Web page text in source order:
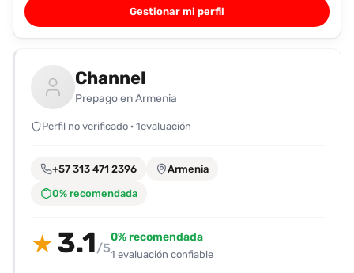
Pronto
podrás
registrarte
guardar
favoritas
para
fácilmente.
Gestionar mi perfil
Channel
Prepago en Armenia
Perfil no verificado · 1evaluación
+57 313 471 2396 Armenia
0% recomendada
★ 3.1/5
0% recomendada
1 evaluación confiable